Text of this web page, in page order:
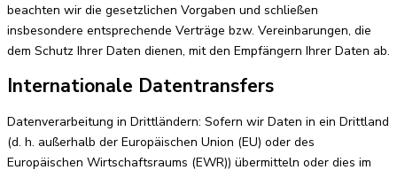
beachten wir die gesetzlichen Vorgaben und schließen
insbesondere entsprechende Verträge bzw. Vereinbarungen, die
dem Schutz Ihrer Daten dienen, mit den Empfängern Ihrer Daten ab.
Internationale Datentransfers
Datenverarbeitung in Drittländern: Sofern wir Daten in ein Drittland
(d. h. außerhalb der Europäischen Union (EU) oder des
Europäischen Wirtschaftsraums (EWR)) übermitteln oder dies im